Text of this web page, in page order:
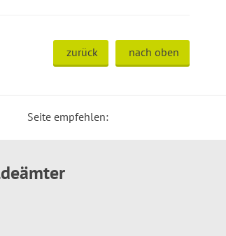
zurück nach oben
Seite empfehlen: